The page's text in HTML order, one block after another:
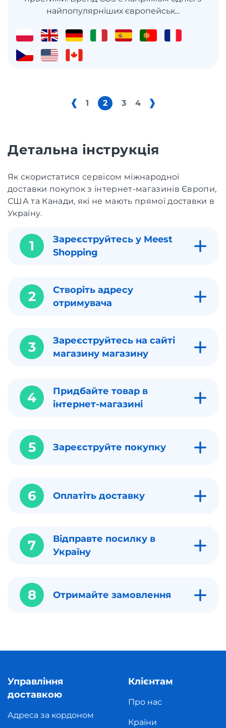
найпопулярніших європейськ...
1 2 3 4
Детальна інструкція
Як скористатися сервісом міжнародної
доставки покупок з інтернет-магазинів Європи,
США та Канади, які не мають прямої доставки в
Україну.
1
Зареєструйтесь у Meest
Shopping
2
Створіть адресу
отримувача
3
Зареєструйтесь на сайті
магазину магазину
4
Придбайте товар в
інтернет-магазині
5 Зареєструйте покупку
6 Оплатіть доставку
7
Відправте посилку в
Україну
8 Отримайте замовлення
Управління
доставкою
Адреса за кордоном
Клієнтам
Про нас
Країни